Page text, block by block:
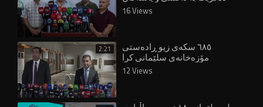
16 Views
2:21 ٦٨٥ سکەی زیو ڕادەستی
مۆزەخانەی سلێمانی کرا
12 Views